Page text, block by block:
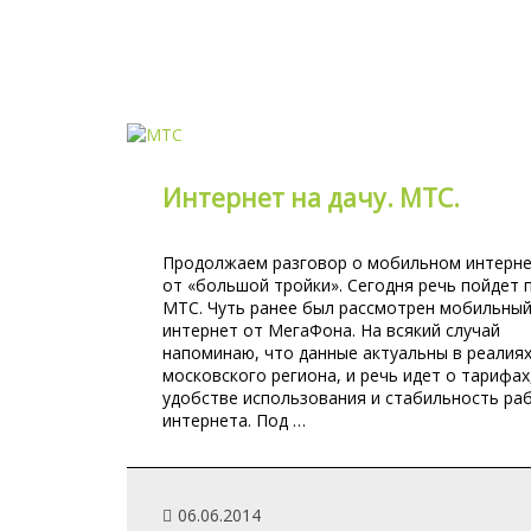
Интернет на дачу. МТС.
Продолжаем разговор о мобильном
от «большой тройки». Сегодня речь пойдет
МТС. Чуть ранее был рассмотрен мобильный
интернет от МегаФона. На всякий случай
напоминаю, что данные актуальны в реалиях
московского региона, и речь идет о
удобстве использования и стабильность
интернета. Под …
06.06.2014